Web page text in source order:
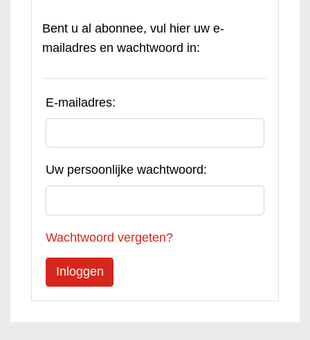
Bent u al abonnee, vul hier uw e-
mailadres en wachtwoord in:
E-mailadres:
Uw persoonlijke wachtwoord:
Wachtwoord vergeten?